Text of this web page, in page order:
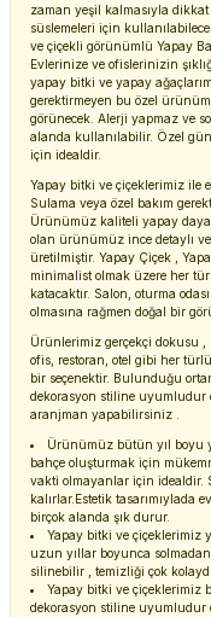
zaman yeşil kalmasıyla
süslemeleri için
ve çiçekli görünümlü Yapay
Evlerinize ve ofislerinizin
yapay bitki ve yapay
gerektirmeyen bu özel
görünecek. Alerji yapmaz ve
alanda kullanılabilir. Özel
için idealdir.
Yapay bitki ve çiçeklerimiz ile
Sulama veya özel bakım
Ürünümüz kaliteli yapay
olan ürünümüz ince detaylı
üretilmiştir. Yapay Çiçek ,
minimalist olmak üzere her
katacaktır. Salon, oturma
olmasına rağmen doğal bir
Ürünlerimiz gerçekçi dokusu ,
ofis, restoran, otel gibi her
bir seçenektir. Bulunduğu
dekorasyon stiline uyumludur
aranjman yapabilirsiniz .
Ürünümüz bütün yıl boyu
bahçe oluşturmak için
vakti olmayanlar için idealdir.
kalırlar.Estetik tasarımıylada
birçok alanda şık durur.
Yapay bitki ve çiçeklerimiz
uzun yıllar boyunca
silinebilir , temizliği çok
Yapay bitki ve çiçeklerimiz
dekorasyon stiline uyumludur